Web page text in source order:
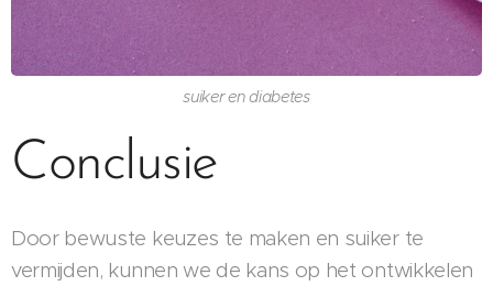
suiker en diabetes
Conclusie
Door bewuste keuzes te maken en suiker te
vermijden, kunnen we de kans op het ontwikkelen